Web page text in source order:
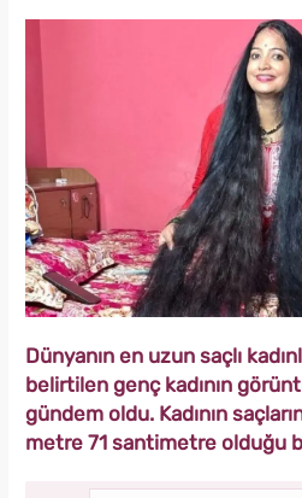
Dünyanın en uzun saçlı
belirtilen genç kadının
gündem oldu. Kadının
metre 71 santimetre olduğu